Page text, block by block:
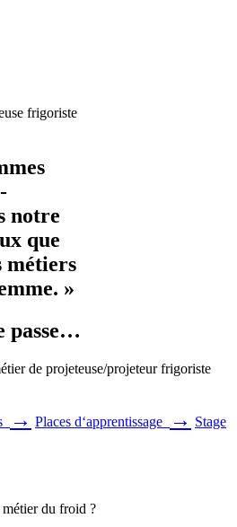
frigoriste
notre
que
métiers
»
passe…
de projeteuse/projeteur frigoriste
→ Places d‘apprentissage → Stage
du froid ?